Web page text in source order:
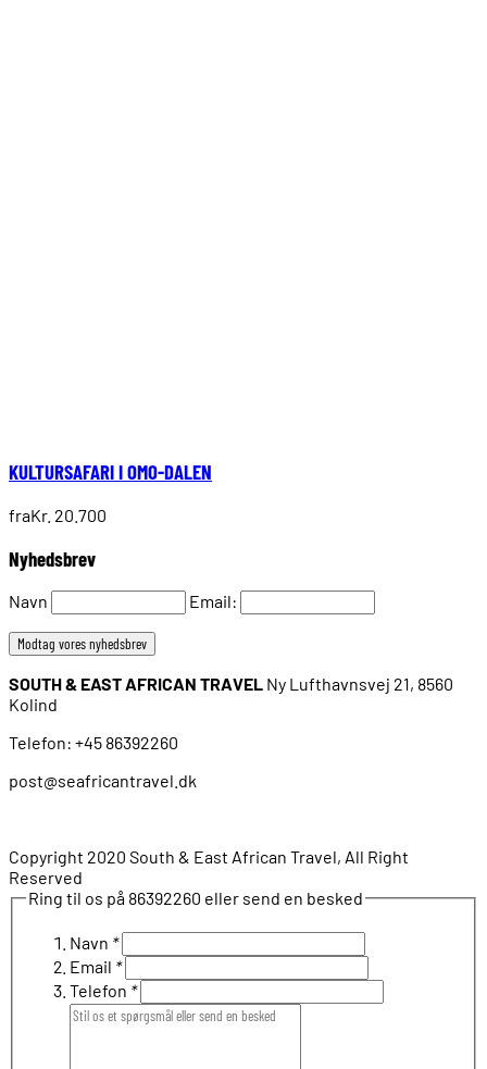
KULTURSAFARI I OMO-DALEN
fraKr. 20.700
Nyhedsbrev
Navn Email:
SOUTH & EAST AFRICAN TRAVEL Ny Lufthavnsvej 21, 8560
Kolind
Telefon: +45 86392260
post@seafricantravel.dk
Copyright 2020 South & East African Travel, All Right
Reserved
Ring til os på 86392260 eller send en besked
Navn *
Email *
Telefon *